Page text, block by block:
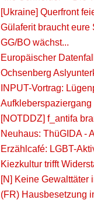
[Ukraine] Querfront
Gülaferit braucht eure
GG/BO wächst...
Europäischer
Ochsenberg
INPUT-Vortrag:
[NOTDDZ] f_antifa
Neuhaus: ThüGIDA -
Erzählcafé: LGBT-
Kiezkultur trifft
[N] Keine Gewalttäter
(FR) Hausbesetzung